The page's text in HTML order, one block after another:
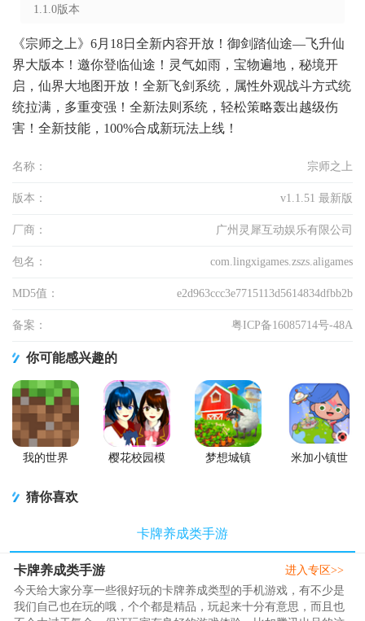
1.1.0版本
《宗师之上》6月18日全新内容开放！御剑踏仙途—飞升仙
界大版本！邀你登临仙途！灵气如雨，宝物遍地，秘境开
启，仙界大地图开放！全新飞剑系统，属性外观战斗方式统
统拉满，多重变强！全新法则系统，轻松策略轰出越级伤
害！全新技能，100%合成新玩法上线！
名称： 宗师之上
版本： v1.1.51 最新版
厂商： 广州灵犀互动娱乐有限公司
包名： com.lingxigames.zszs.aligames
MD5值： e2d963ccc3e7715113d5614834dfbb2b
备案： 粤ICP备16085714号-48A
你可能感兴趣的
我的世界
樱花校园模
梦想城镇
米加小镇世
猜你喜欢
卡牌养成类手游
卡牌养成类手游
今天给大家分享一些很好玩的卡牌养成类型的手机游戏，有不少是
我们自己也在玩的哦，个个都是精品，玩起来十分有意思，而且也
进入专区>>